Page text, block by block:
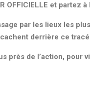
et partez
par les lieux les
derrière ce
près de l’action, pour